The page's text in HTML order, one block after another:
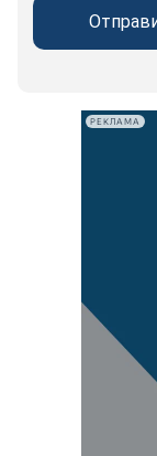
РЕКЛАМА